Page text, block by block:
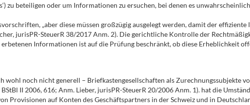
zu beteiligen oder um Informationen zu ersuchen, bei denen es
„aber diese müssen großzügig ausgelegt werden, damit der
jurisPR-SteuerR 38/2017 Anm. 2). Die gerichtliche Kontrolle der
Informationen ist auf die Prüfung beschränkt, ob diese Erheblichkeit
noch nicht generell – Briefkastengesellschaften als Zurechnungssubjekte
II 2006, 616; Anm. Lieber, jurisPR-SteuerR 20/2006 Anm. 1). hat die
Provisionen auf Konten des Geschäftspartners in der Schweiz und in